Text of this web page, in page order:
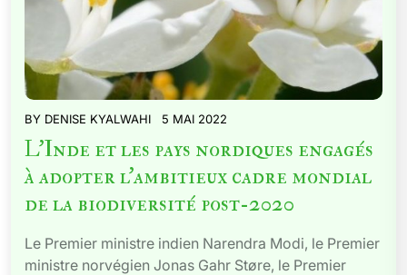
BY DENISE KYALWAHI 5 MAI 2022
L’Inde et les pays nordiques engagés
à adopter l’ambitieux cadre mondial
de la biodiversité post-2020
Le Premier ministre indien Narendra Modi, le Premier
ministre norvégien Jonas Gahr Støre, le Premier